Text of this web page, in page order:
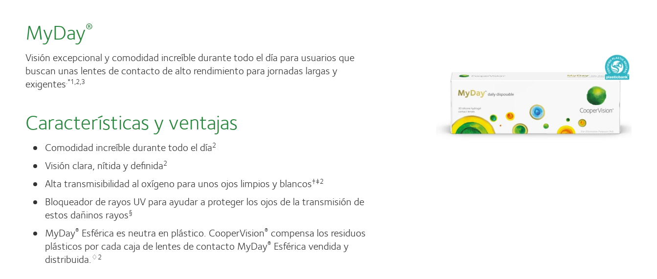
MyDay®
Visión excepcional y comodidad increíble durante todo el día para usuarios que
buscan unas lentes de contacto de alto rendimiento para jornadas largas y
exigentes.*1,2,3
Características y ventajas
Comodidad increíble durante todo el día2
Visión clara, nítida y definida2
Alta transmisibilidad al oxígeno para unos ojos limpios y blancos†‡2
Bloqueador de rayos UV para ayudar a proteger los ojos de la transmisión de
estos dañinos rayos§
MyDay® Esférica es neutra en plástico. CooperVision® compensa los residuos
plásticos por cada caja de lentes de contacto MyDay® Esférica vendida y
distribuida.♢2